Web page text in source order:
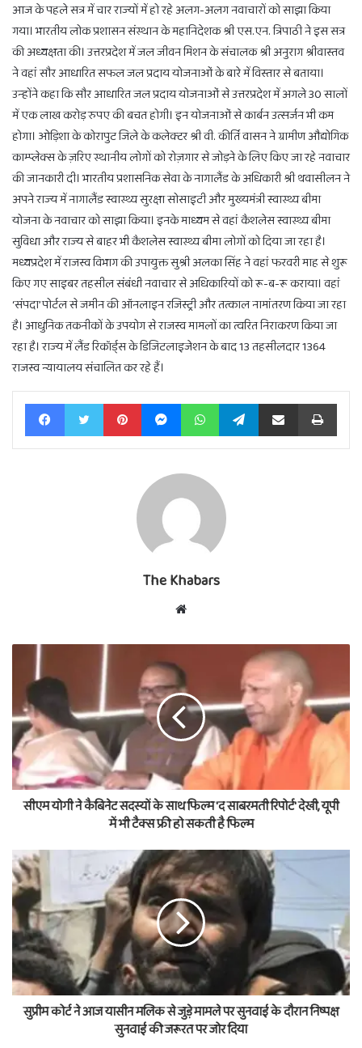
आज के पहले सत्र में चार राज्यों में हो रहे अलग-अलग नवाचारों को साझा किया
गया। भारतीय लोक प्रशासन संस्थान के महानिदेशक श्री एस.एन. त्रिपाठी ने इस सत्र
की अध्यक्षता की। उत्तरप्रदेश में जल जीवन मिशन के संचालक श्री अनुराग श्रीवास्तव
ने वहां सौर आधारित सफल जल प्रदाय योजनाओं के बारे में विस्तार से बताया।
उन्होंने कहा कि सौर आधारित जल प्रदाय योजनाओं से उत्तरप्रदेश में अगले 30 सालों
में एक लाख करोड़ रुपए की बचत होगी। इन योजनाओं से कार्बन उत्सर्जन भी कम
होगा। ओड़िशा के कोरापुट जिले के कलेक्टर श्री वी. कीर्ति वासन ने ग्रामीण औद्योगिक
काम्प्लेक्स के ज़रिए स्थानीय लोगों को रोज़गार से जोड़ने के लिए किए जा रहे नवाचार
की जानकारी दी। भारतीय प्रशासनिक सेवा के नागालैंड के अधिकारी श्री थवासीलन ने
अपने राज्य में नागालैंड स्वास्थ्य सुरक्षा सोसाइटी और मुख्यमंत्री स्वास्थ्य बीमा
योजना के नवाचार को साझा किया। इनके माध्यम से वहां कैशलेस स्वास्थ्य बीमा
सुविधा और राज्य से बाहर भी कैशलेस स्वास्थ्य बीमा लोगों को दिया जा रहा है।
मध्यप्रदेश में राजस्व विभाग की उपायुक्त सुश्री अलका सिंह ने वहां फरवरी माह से शुरू
किए गए साइबर तहसील संबंधी नवाचार से अधिकारियों को रू-ब-रू कराया। वहां
‘संपदा’ पोर्टल से जमीन की ऑनलाइन रजिस्ट्री और तत्काल नामांतरण किया जा रहा
है। आधुनिक तकनीकों के उपयोग से राजस्व मामलों का त्वरित निराकरण किया जा
रहा है। राज्य में लैंड रिकॉर्ड्स के डिजिटलाइजेशन के बाद 13 तहसीलदार 1364
राजस्व न्यायालय संचालित कर रहे हैं।
FacebookTwitter PinterestMessengerWhatsAppTelegramShare via Email Print
The Khabars
Website
सीएम योगी ने कैबिनेट सदस्‍यों के साथ फिल्‍म 'द साबरमती रिपोर्ट' देखी, यूपी
में भी टैक्‍स फ्री हो सकती है फिल्‍म
सुप्रीम कोर्ट ने आज यासीन मलिक से जुड़े मामले पर सुनवाई के दौरान निष्पक्ष
सुनवाई की जरूरत पर जोर दिया